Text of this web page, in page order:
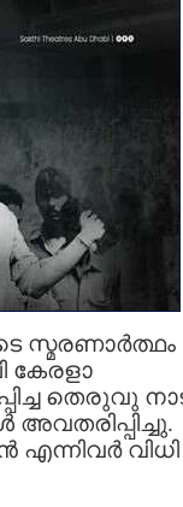
സ്മരണാർത്ഥം
കേരളാ
തെരുവു
എന്നിവർ വിധി